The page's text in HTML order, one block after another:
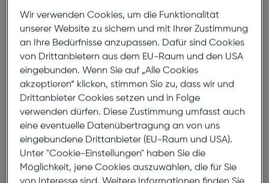
ArtNr.: 180004466
Das Modell Emozioni 24-1175 04 besticht durch seine
gelungene Kombination aus Design und
Handwerkskunst. Diese Herrenbrille hat eine Fassung
aus handgemachtem Acetat, das für seine
hochwertige Verarbeitung und Langlebigkeit
bekannt ist. Die kristallgrau transparente Farbe
verleiht der Brille eine moderne und ansprechende
Optik. Die rundliche Form betont den stilvollen
Charakter dieses Modells und sorgt für ein
angenehmes Tragegefühl. Diese Brille ist ein idealer
Wir verwenden Cookies, um die Funktionalität
unserer Website zu sichern und mit Ihrer Zustimmung
an Ihre Bedürfnisse anzupassen. Dafür sind Cookies
von Drittanbietern aus dem EU-Raum und den USA
eingebunden. Wenn Sie auf „Alle Cookies
akzeptieren“ klicken, stimmen Sie zu, dass wir und
Drittanbieter Cookies setzen und in Folge
verwenden dürfen. Diese Zustimmung umfasst auch
eine eventuelle Datenübertragung an von uns
eingebundene Drittanbieter (EU-Raum und USA).
Unter "Cookie-Einstellungen" haben Sie die
Möglichkeit, jene Cookies auszuwählen, die für Sie